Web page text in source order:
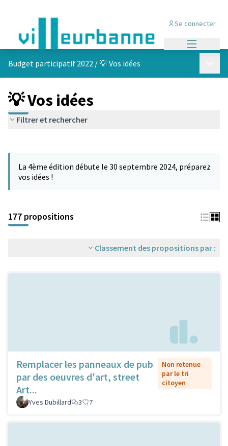
Se connecter
Budget participatif 2022 /💡 Vos idées
💡 Vos idées
Filtrer et rechercher
−
La 4ème édition débute le 30 septembre 2024, préparez
vos idées !
177 propositions
Classement des propositions par :
Remplacer les panneaux de pub
par des oeuvres d'art, street
Art...
Non retenue
par le tri
citoyen
Yves Dubillard 3 7